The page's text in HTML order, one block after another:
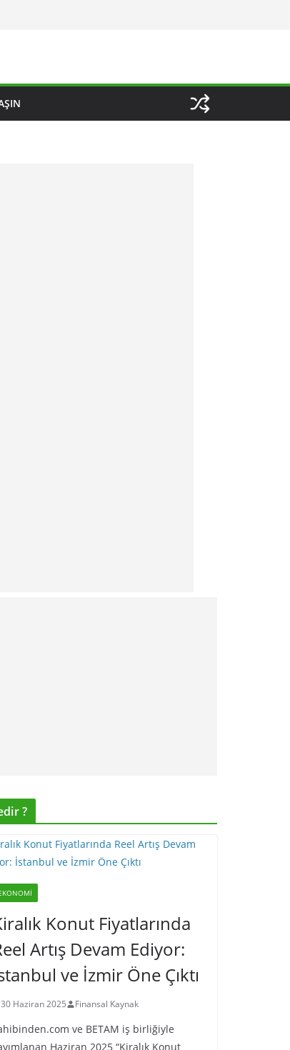
?
Konut Fiyatlarında
Artış Devam Ediyor:
ve İzmir Öne Çıktı
30 Haziran 2025 Finansal Kaynak
ve BETAM iş birliğiyle
Haziran 2025 “Kiralık Konut